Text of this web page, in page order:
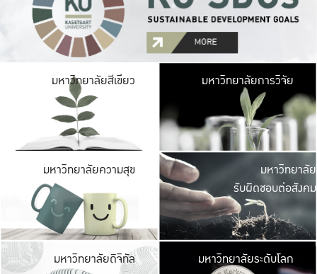
มหาวิทยาลัยสีเขียว มหาวิ
มีพื้นที่เขียวสดใส
เป็นป่าในเมือง เกษต
มหาวิทยาลัยการวิจัย
มหาวิทยาลัยความสุข มหาวิ
ค
เปิดประ
และพบเรื่องราวใ
มหาวิทยาลัย
รับผิดชอบต่อสังคม
มหาวิทยาลัยดิจิทัล มหาวิ
มหาวิทยาลัยระดับโลก